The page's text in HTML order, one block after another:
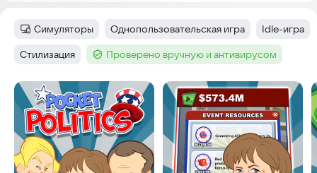
Категория:
Симуляторы Тег:
Однопользовательская игра Тег:
Idle-игра
Тег:
Стилизация Тег :Проверено вручную и антивирусом
Скриншоты